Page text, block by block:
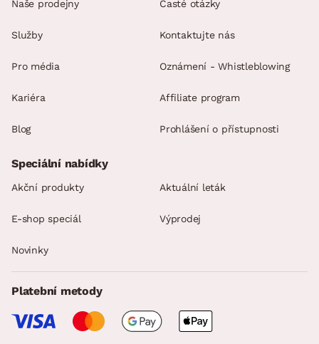
Naše prodejny
Služby
Pro média
Kariéra
Blog
Časté otázky
Kontaktujte nás
Oznámení - Whistleblowing
Affiliate program
Prohlášení o přístupnosti
Speciální nabídky
Akční produkty Aktuální leták
E-shop speciál Výprodej
Novinky
Platební metody